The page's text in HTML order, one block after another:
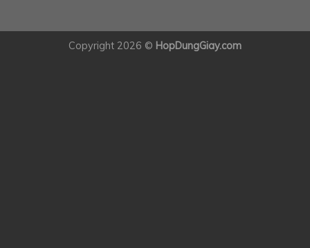
Copyright 2026 © HopDungGiay.com